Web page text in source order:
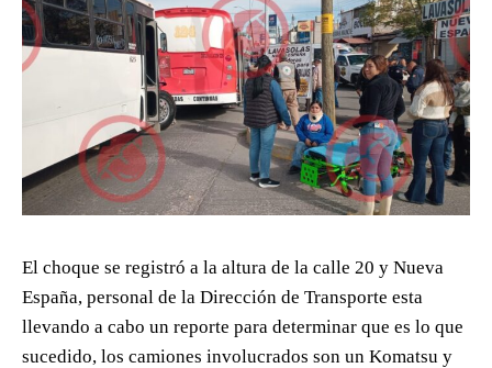
El choque se registró a la altura de la calle 20 y Nueva
España, personal de la Dirección de Transporte esta
llevando a cabo un reporte para determinar que es lo que
sucedido, los camiones involucrados son un Komatsu y